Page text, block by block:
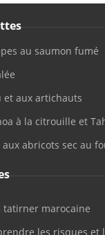
au saumon fumé
et aux artichauts
à la citrouille et
abricots sec au
tatirner marocaine
les risques et